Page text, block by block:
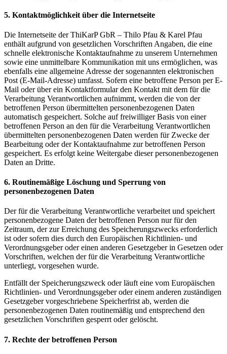
5. Kontaktmöglichkeit über die Internetseite
Die Internetseite der ThiKarP GbR – Thilo Pfau & Karel Pfau
enthält aufgrund von gesetzlichen Vorschriften Angaben, die eine
schnelle elektronische Kontaktaufnahme zu unserem Unternehmen
sowie eine unmittelbare Kommunikation mit uns ermöglichen, was
ebenfalls eine allgemeine Adresse der sogenannten elektronischen
Post (E-Mail-Adresse) umfasst. Sofern eine betroffene Person per E-
Mail oder über ein Kontaktformular den Kontakt mit dem für die
Verarbeitung Verantwortlichen aufnimmt, werden die von der
betroffenen Person übermittelten personenbezogenen Daten
automatisch gespeichert. Solche auf freiwilliger Basis von einer
betroffenen Person an den für die Verarbeitung Verantwortlichen
übermittelten personenbezogenen Daten werden für Zwecke der
Bearbeitung oder der Kontaktaufnahme zur betroffenen Person
gespeichert. Es erfolgt keine Weitergabe dieser personenbezogenen
Daten an Dritte.
6. Routinemäßige Löschung und Sperrung von
personenbezogenen Daten
Der für die Verarbeitung Verantwortliche verarbeitet und speichert
personenbezogene Daten der betroffenen Person nur für den
Zeitraum, der zur Erreichung des Speicherungszwecks erforderlich
ist oder sofern dies durch den Europäischen Richtlinien- und
Verordnungsgeber oder einen anderen Gesetzgeber in Gesetzen oder
Vorschriften, welchen der für die Verarbeitung Verantwortliche
unterliegt, vorgesehen wurde.
Entfällt der Speicherungszweck oder läuft eine vom Europäischen
Richtlinien- und Verordnungsgeber oder einem anderen zuständigen
Gesetzgeber vorgeschriebene Speicherfrist ab, werden die
personenbezogenen Daten routinemäßig und entsprechend den
gesetzlichen Vorschriften gesperrt oder gelöscht.
7. Rechte der betroffenen Person